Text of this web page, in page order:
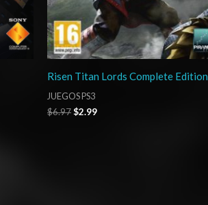
Risen Titan Lords Complete Edition
JUEGOS PS3
$6.97$2.99